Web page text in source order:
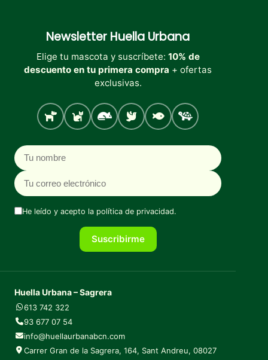
Newsletter Huella Urbana
Elige tu mascota y suscríbete: 10% de
descuento en tu primera compra + ofertas
exclusivas.
Perro Gato Roedores
Aves PecesTortugas
Nombre
Correo electrónico
He leído y acepto la política de privacidad.
Suscribirme
Huella Urbana – Sagrera
613 742 322
93 677 07 54
info@huellaurbanabcn.com
Carrer Gran de la Sagrera, 164, Sant Andreu, 08027